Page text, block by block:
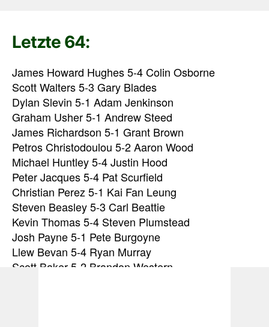
Letzte 64:
James Howard Hughes 5-4 Colin Osborne
Scott Walters 5-3 Gary Blades
Dylan Slevin 5-1 Adam Jenkinson
Graham Usher 5-1 Andrew Steed
James Richardson 5-1 Grant Brown
Petros Christodoulou 5-2 Aaron Wood
Michael Huntley 5-4 Justin Hood
Peter Jacques 5-4 Pat Scurfield
Christian Perez 5-1 Kai Fan Leung
Steven Beasley 5-3 Carl Beattie
Kevin Thomas 5-4 Steven Plumstead
Josh Payne 5-1 Pete Burgoyne
Llew Bevan 5-4 Ryan Murray
Scott Baker 5-2 Brandon Western